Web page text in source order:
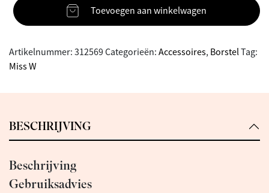
Toevoegen aan winkelwagen
Artikelnummer: 312569Categorieën: Accessoires, BorstelTag:
Miss W
BESCHRIJVING
Beschrijving
Gebruiksadvies